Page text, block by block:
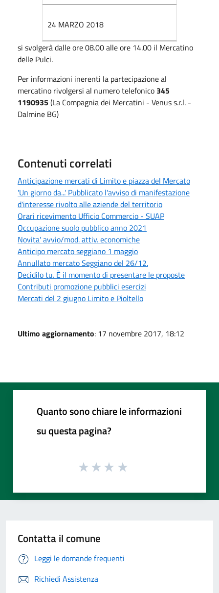
24 MARZO 2018
si svolgerà dalle ore 08.00 alle ore 14.00 il Mercatino
delle Pulci.
Per informazioni inerenti la partecipazione al
mercatino rivolgersi al numero telefonico 345
1190935(La Compagnia dei Mercatini - Venus s.r.l. -
Dalmine BG)
Contenuti correlati
Anticipazione mercati di Limito e piazza del Mercato
'Un giorno da...' Pubblicato l'avviso di manifestazione
d'interesse rivolto alle aziende del territorio
Orari ricevimento Ufficio Commercio - SUAP
Occupazione suolo pubblico anno 2021
Novita' avvio/mod. attiv. economiche
Anticipo mercato seggiano 1 maggio
Annullato mercato Seggiano del 26/12.
Decidilo tu. È il momento di presentare le proposte
Contributi promozione pubblici esercizi
Mercati del 2 giugno Limito e Pioltello
Ultimo aggiornamento: 17 novembre 2017, 18:12
Quanto sono chiare le informazioni
su questa pagina?
Contatta il comune
Leggi le domande frequenti
Richiedi Assistenza